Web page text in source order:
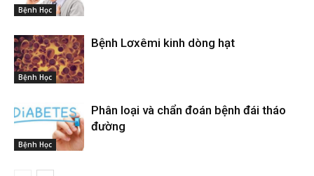
Bệnh Học
Bệnh Học
Bệnh Lơxêmi kinh dòng hạt
Bệnh Học
Phân loại và chẩn đoán bệnh đái tháo
đường